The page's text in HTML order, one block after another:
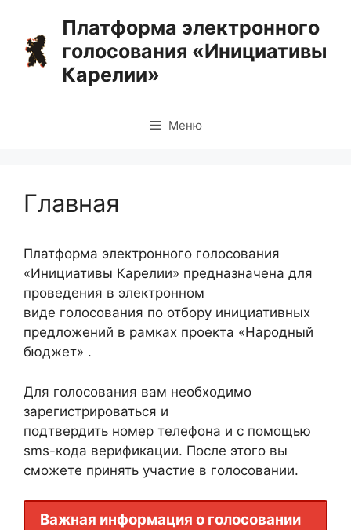
содержимому
Платформа электронного
голосования «Инициативы
Карелии»
Меню
Главная
Платформа электронного голосования
«Инициативы Карелии» предназначена для
проведения в электронном
виде голосования по отбору инициативных
предложений в рамках проекта «Народный
бюджет» .
Для голосования вам необходимо
зарегистрироваться и
подтвердить номер телефона и с помощью
sms-кода верификации. После этого вы
сможете принять участие в голосовании.
Важная информация о голосовании